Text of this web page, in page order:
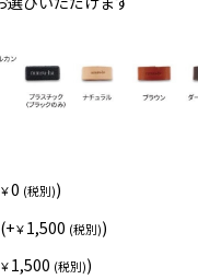
￥0 (税別))
(+￥1,500 (税別))
￥1,500 (税別))